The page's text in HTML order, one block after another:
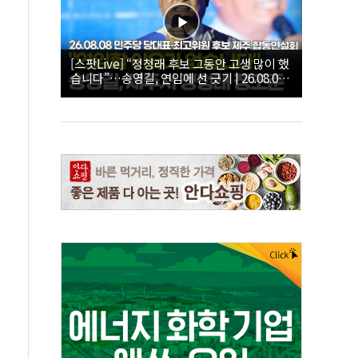
[스팟Live] “정청래 후보 그동안 고생 많이 했
습니다”…송영길, 연임에 선 긋기 | 26.08.08
더불어민주당 당대표·최고위원 후보 제주 합